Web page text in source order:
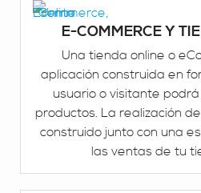
E-COMMERCE Y
Una tienda online o
aplicación construida en
usuario o visitante
productos. La realización
construido junto con una
las ventas de tu